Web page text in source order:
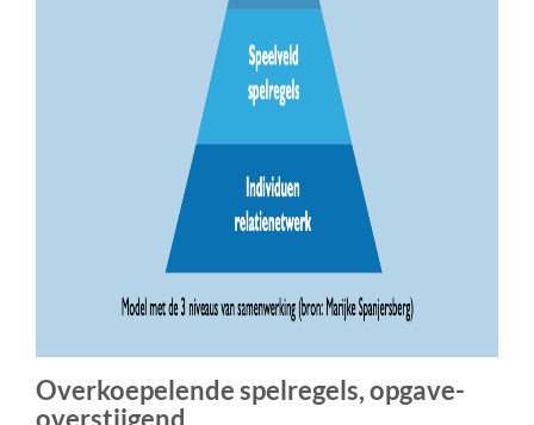
Overkoepelende spelregels, opgave-